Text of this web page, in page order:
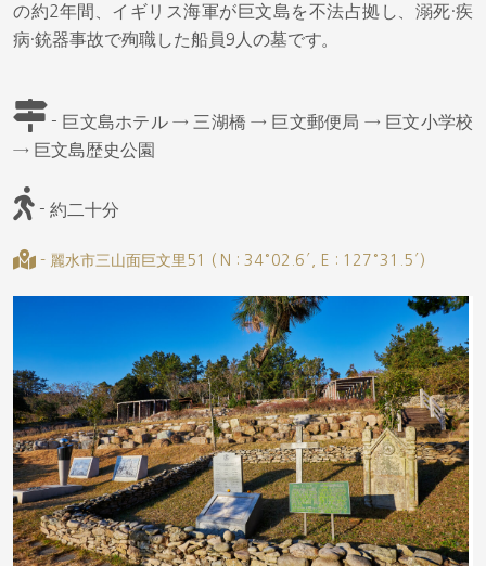
の約2年間、イギリス海軍が巨文島を不法占拠し、溺死·疾
病·銃器事故で殉職した船員9人の墓です。
- 巨文島ホテル → 三湖橋 → 巨文郵便局 → 巨文小学校
→ 巨文島歴史公園
- 約二十分
- 麗水市三山面巨文里51 ( N : 34°02.6′, E : 127°31.5′)